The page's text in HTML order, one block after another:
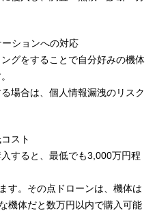
ションへの対応
グをすることで自分好みの機体
場合は、個人情報漏洩のリスク
スト
すると、最低でも3,000万円程
す。その点ドローンは、機体は
機体だと数万円以内で購入可能